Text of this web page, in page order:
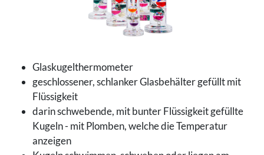
Glaskugelthermometer
geschlossener, schlanker Glasbehälter gefüllt mit
Flüssigkeit
darin schwebende, mit bunter Flüssigkeit gefüllte
Kugeln - mit Plomben, welche die Temperatur
anzeigen